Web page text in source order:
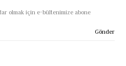
koruma teknolojisi,
ışınlarına karşı tam koruma
ediliyor.
olmak için e-bültenimize abone
Gönder